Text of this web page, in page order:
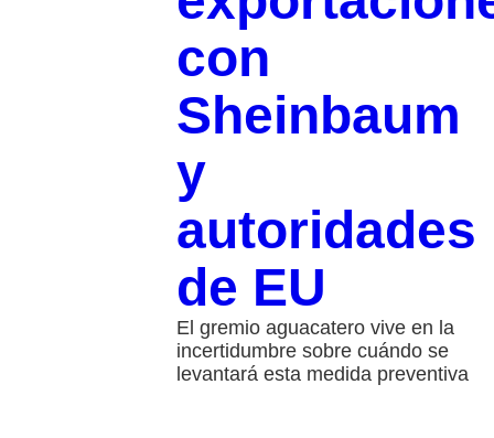
con
Sheinbaum
y
autoridades
de EU
El gremio aguacatero vive en la
incertidumbre sobre cuándo se
levantará esta medida preventiva